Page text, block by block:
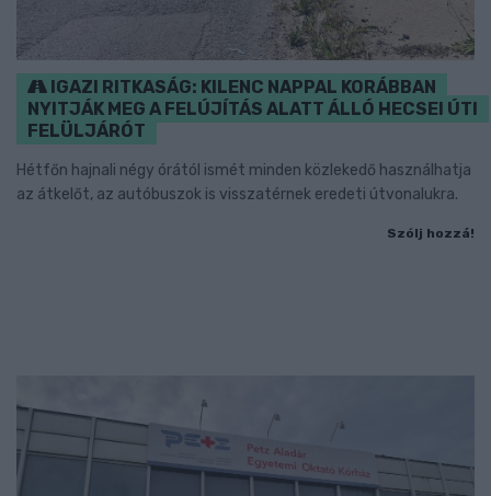
IGAZI RITKASÁG: KILENC NAPPAL KORÁBBAN
NYITJÁK MEG A FELÚJÍTÁS ALATT ÁLLÓ HECSEI ÚTI
FELÜLJÁRÓT
Hétfőn hajnali négy órától ismét minden közlekedő használhatja
az átkelőt, az autóbuszok is visszatérnek eredeti útvonalukra.
Szólj hozzá!